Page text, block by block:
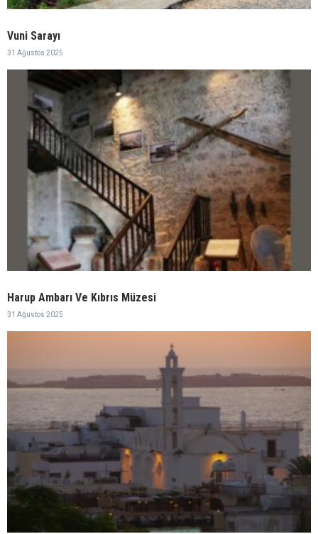
Vuni Sarayı
31 Ağustos 2025
Harup Ambarı Ve Kıbrıs Müzesi
31 Ağustos 2025